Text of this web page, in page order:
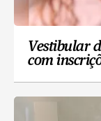
Vestibular
com